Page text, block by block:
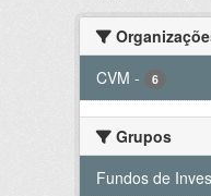
CVM - 6
Grupos
Fundos de